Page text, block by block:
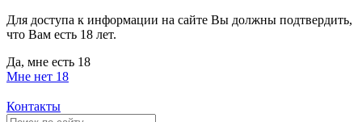
Для доступа к информации на сайте Вы должны подтвердить,
что Вам есть 18 лет.
Да, мне есть 18
Мне нет 18
Контакты